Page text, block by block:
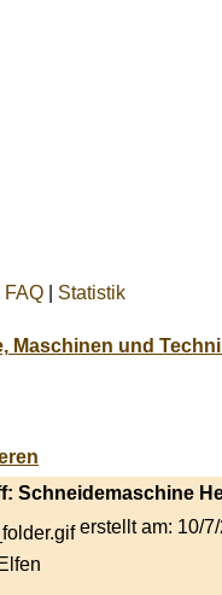
FAQ Statistik
Maschinen und
Schneidemaschine
erstellt am: 10/